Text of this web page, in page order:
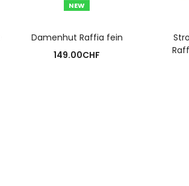
NEW
Damenhut Raffia fein
149.00CHF